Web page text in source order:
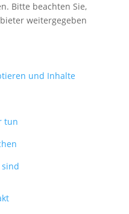
Bitte beachten Sie,
weitergegeben
und Inhalte
tun